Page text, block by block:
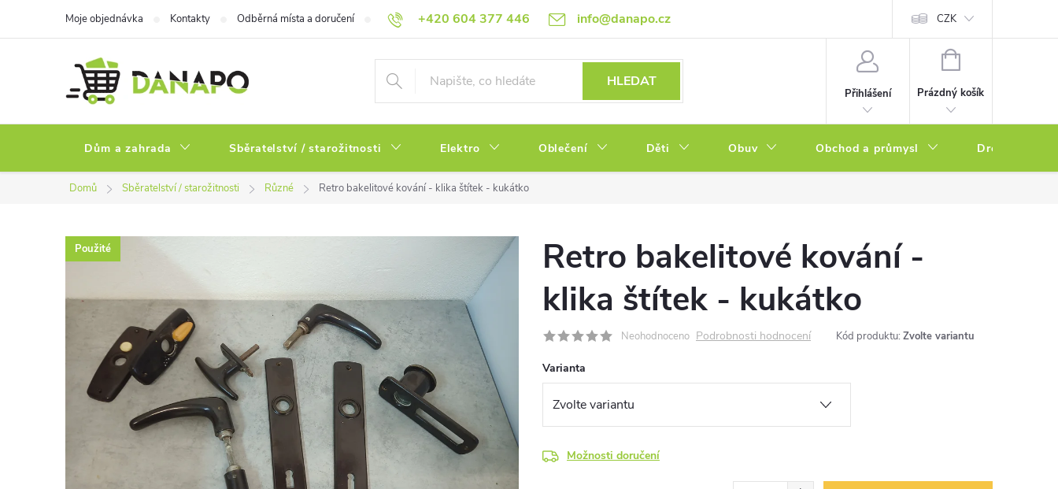
+420 604 377 446 info@danapo.cz
Moje objednávka Kontakty Odběrná místa a doručení Hodnocení obchodu Obchodní podmínky Reklamace a výměna zboží Podmínky ochrany osobních údajů Soubory cookies
CZK
HLEDAT
Přihlášení
NÁKUPNÍ
Prázdný košík
Dům a zahrada Sběratelství / starožitnosti Elektro Oblečení Děti Obuv Obchod a průmysl Drogerie
Domů Sběratelství / starožitnosti Různé Retro bakelitové kování - klika štítek - kukátko
Použité
Retro bakelitové kování -
klika štítek - kukátko
Neohodnoceno Podrobnosti hodnocení Kód produktu: Zvolte variantu
Varianta
Možnosti doručení